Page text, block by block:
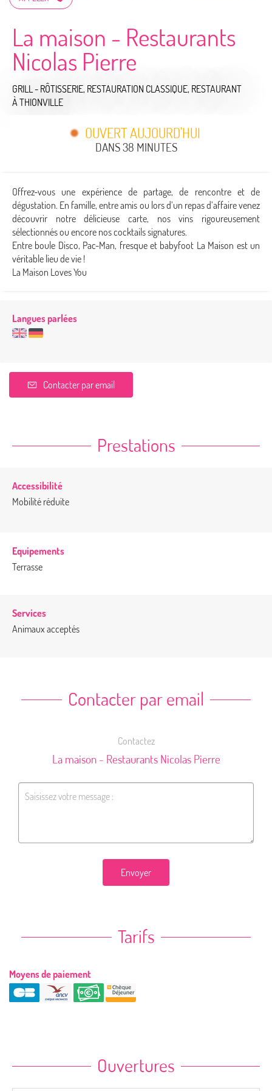
La maison - Restaurants
Nicolas Pierre
GRILL - RÔTISSERIE, RESTAURATION CLASSIQUE, RESTAURANT
À THIONVILLE
OUVERT AUJOURD'HUI
DANS 38 MINUTES
Offrez-vous une expérience de partage, de rencontre et de
dégustation. En famille, entre amis ou lors d’un repas d’affaire venez
découvrir notre délicieuse carte, nos vins rigoureusement
sélectionnés ou encore nos cocktails signatures.
Entre boule Disco, Pac-Man, fresque et babyfoot La Maison est un
véritable lieu de vie !
La Maison Loves You
Langues parlées
Contacter par email
Prestations
Accessibilité
Mobilité réduite
Equipements
Terrasse
Services
Animaux acceptés
Contacter par email
Contactez
La maison - Restaurants Nicolas Pierre
Envoyer
Tarifs
Moyens de paiement
Ouvertures